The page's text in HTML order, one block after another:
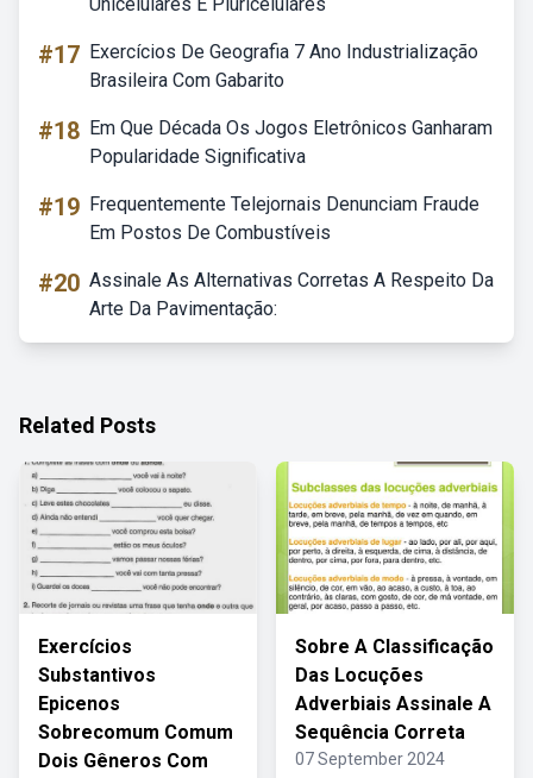
#17 Exercícios De Geografia 7 Ano Industrialização
Brasileira Com Gabarito
#18 Em Que Década Os Jogos Eletrônicos Ganharam
Popularidade Significativa
#19 Frequentemente Telejornais Denunciam Fraude
Em Postos De Combustíveis
#20 Assinale As Alternativas Corretas A Respeito Da
Arte Da Pavimentação:
Related Posts
Exercícios
Substantivos
Epicenos
Sobrecomum Comum
Dois Gêneros Com
Sobre A Classificação
Das Locuções
Adverbiais Assinale A
Sequência Correta
07 September 2024